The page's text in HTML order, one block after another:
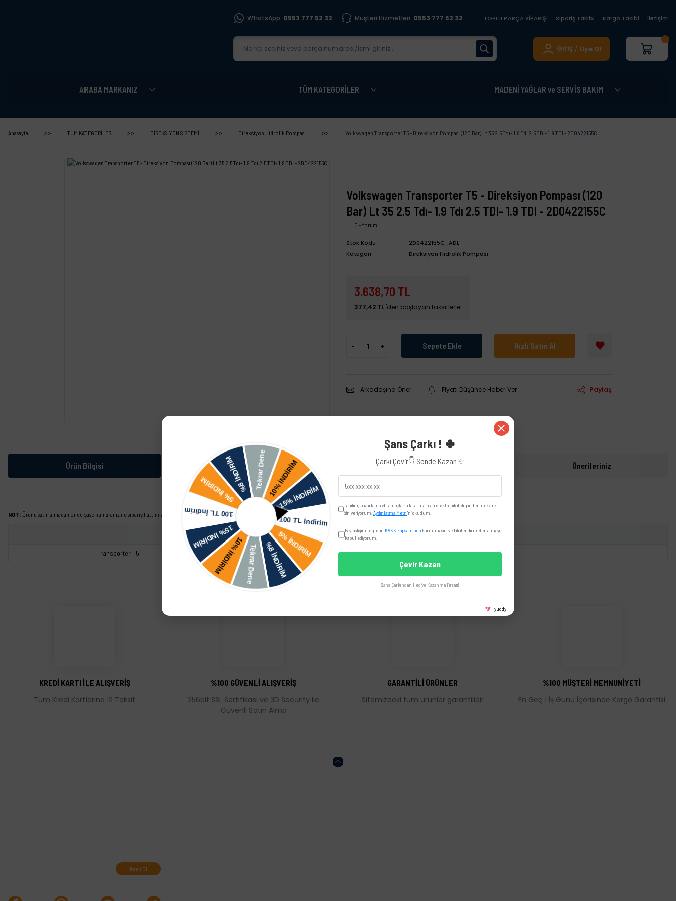
WhatsApp: 0553 777 52 32 Müşteri Hizmetleri: 0553 777 52 32 TOPLU PARÇA SİPARİŞİ Sipariş Takibi Kargo Takibi İletişim
Giriş / Üye Ol
ARABA MARKANIZ TÜM KATEGORİLER MADENİ YAĞLAR ve SERVİS BAKIM
Anasayfa TÜM KATEGORİLER DİREKSİYON SİSTEMİ Direksiyon Hidrolik Pompası Volkswagen Transporter T5 - Direksiyon Pompası (120 Bar) Lt 35 2.5 Tdı- 1.9 Tdı 2.5 TDI- 1.9 TDI - 2D0422155C
Volkswagen Transporter T5 - Direksiyon Pompası (120
Bar) Lt 35 2.5 Tdı- 1.9 Tdı 2.5 TDI- 1.9 TDI - 2D0422155C
0 - Yorum
Stok Kodu
2D0422155C_ADL
Kategori
Direksiyon Hidrolik Pompası
3.638,70 TL
377,42 TL 'den başlayan taksitlerle!
- + Sepete Ekle Hızlı Satın Al
Arkadaşına Öner Fiyatı Düşünce Haber Ver Paylaş
Ürün Bilgisi Yorumlar Taksit Seçenekleri Önerileriniz
NOT: Ürünü satın almadan önce şase numaranız ile sipariş hattımızdan kontrol ettirmeniz tavsiye edilir.
Volkswagen
Transporter T5
Bu ürünün fiyat bilgisi, resim, ürün açıklamalarında ve diğer konularda yetersiz gördüğünüz noktaları öneri formunu kullanarak tarafımıza iletebilirsiniz.
Ürün bilgilerinde hatalar bulunuyor.
KREDİ KARTI İLE ALIŞVERİŞ
Tüm Kredi Kartlarına 12 Taksit
%100 GÜVENLİ ALIŞVERİŞ
256bit SSL Sertifikası ve 3D Security ile
Güvenli Satın Alma
GARANTİLİ ÜRÜNLER
Sitemizdeki tüm ürünler garantilidir
%100 MÜŞTERİ MEMNUNİYETİ
En Geç 1 İş Günü İçerisinde Kargo Garantisi
Kayıt Ol
Şans Çarkı ! 🍀
Çarkı Çevir👇 Sende Kazan ✨
Tanıtım, pazarlama vb. amaçlarla tarafıma ticari elektronik ileti gönderilmesine
izin veriyorum. Aydınlatma Metni'ni okudum.
Paylaştığım bilgilerin KVKK kapsamında korunmasını ve bilgilendirmeleri almayı
kabul ediyorum.
Çevir Kazan
Şans Çarkı'ndan Hediye Kazanma Fırsatı!
yuddy